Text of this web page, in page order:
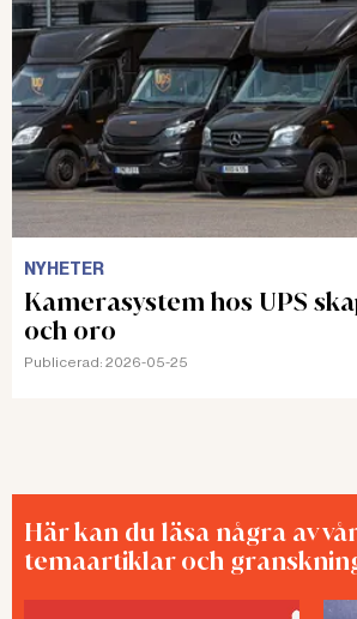
NYHETER
Kamerasystem hos UPS
och oro
Publicerad: 2026-05-25
Här kan du läsa några av
temaartiklar och